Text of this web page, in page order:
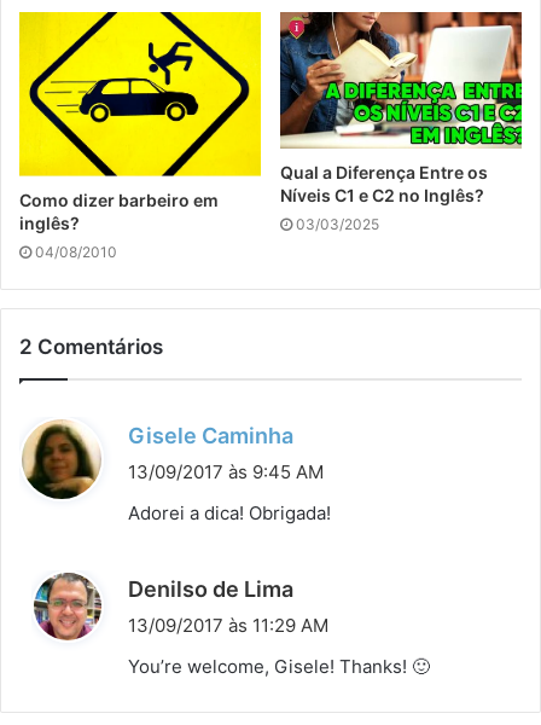
Como dizer barbeiro em
inglês?
04/08/2010
Qual a Diferença Entre os
Níveis C1 e C2 no Inglês?
03/03/2025
2 Comentários
Gisele Caminha
13/09/2017 às 9:45 AM
Adorei a dica! Obrigada!
Denilso de Lima
i
e
13/09/2017 às 11:29 AM
You’re welcome, Gisele! Thanks! 🙂